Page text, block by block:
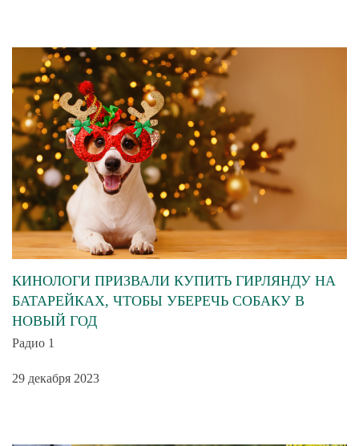
КИНОЛОГИ ПРИЗВАЛИ КУПИТЬ ГИРЛЯНДУ НА
БАТАРЕЙКАХ, ЧТОБЫ УБЕРЕЧЬ СОБАКУ В
НОВЫЙ ГОД
Радио 1
29 декабря 2023